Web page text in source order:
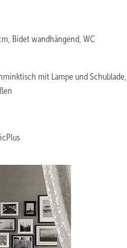
Bidet wandhängend, WC
mit Lampe und Schublade,